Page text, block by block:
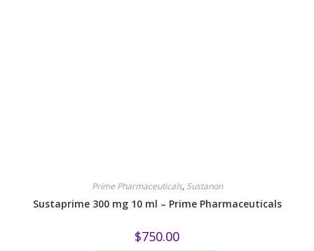
Prime Pharmaceuticals, Sustanon
Sustaprime 300 mg 10 ml – Prime Pharmaceuticals
$750.00